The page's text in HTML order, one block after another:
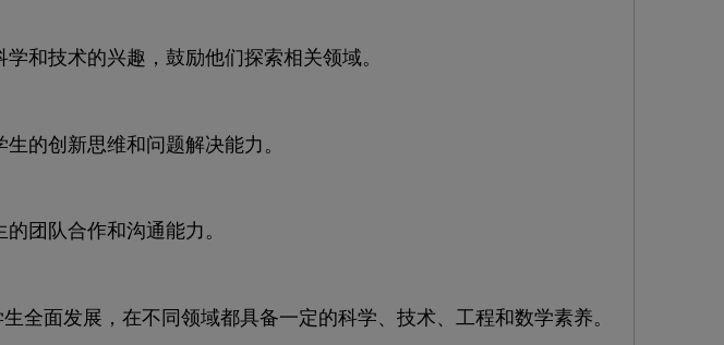
技术的兴趣，鼓励他们探索相关领域。
创新思维和问题解决能力。
团队合作和沟通能力。
面发展，在不同领域都具备一定的科学、技术、工程和数学素养。